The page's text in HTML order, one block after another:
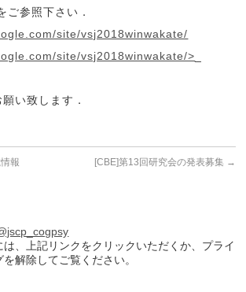
ご参照下さい．
site/vsj2018winwakate/
site/vsj2018winwakate/>
い致します．
報 [CBE]第13回研究会の発表募集 →
、上記リンクをクリックいただくか、プライ
解除してご覧ください。